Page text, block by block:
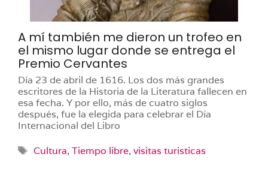
A mí también me dieron un trofeo en
el mismo lugar donde se entrega el
Premio Cervantes
Día 23 de abril de 1616. Los dos más grandes
escritores de la Historia de la Literatura fallecen en
esa fecha. Y por ello, más de cuatro siglos
después, fue la elegida para celebrar el Día
Internacional del Libro
Etiquetas
Cultura, Tiempo libre, visitas turisticas